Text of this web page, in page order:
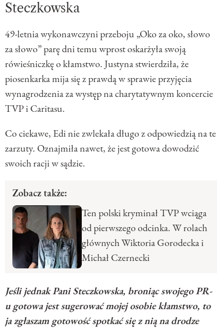
Steczkowska
49-letnia wykonawczyni przeboju „Oko za oko, słowo
za słowo” parę dni temu wprost oskarżyła swoją
rówieśniczkę o kłamstwo. Justyna stwierdziła, że
piosenkarka mija się z prawdą w sprawie przyjęcia
wynagrodzenia za występ na charytatywnym koncercie
TVP i Caritasu.
Co ciekawe, Edi nie zwlekała długo z odpowiedzią na te
zarzuty. Oznajmiła nawet, że jest gotowa dowodzić
swoich racji w sądzie.
Zobacz także:
Ten polski kryminał TVP wciąga
od pierwszego odcinka. W rolach
głównych Wiktoria Gorodecka i
Michał Czernecki
Jeśli jednak Pani Steczkowska, broniąc swojego PR-
u gotowa jest sugerować mojej osobie kłamstwo, to
jazgłaszam gotowość spotkać się z nią na drodze